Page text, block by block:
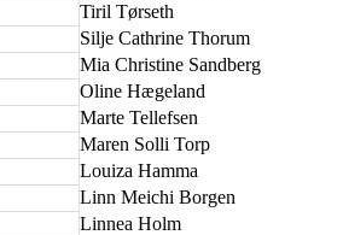
Tiril Tørseth
Silje Cathrine Thorum
Mia Christine Sandberg
Oline Hægeland
Marte Tellefsen
Maren Solli Torp
Louiza Hamma
Linn Meichi Borgen
Linnea Holm